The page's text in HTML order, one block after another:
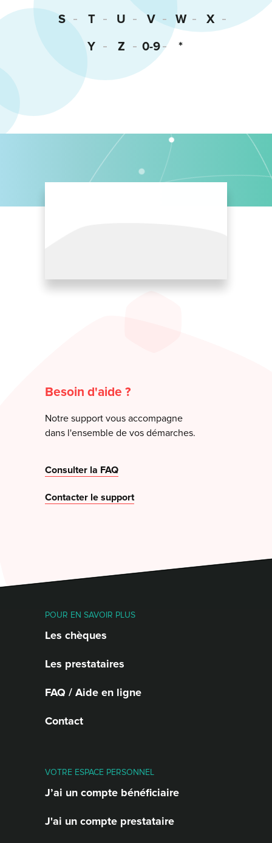
S
T U V W
X
Y
Z 0-9 *
Besoin d'aide ?
Notre support vous accompagne
dans l'ensemble de vos démarches.
Consulter la FAQ
Contacter le support
POUR EN SAVOIR PLUS
Les chèques
Les prestataires
FAQ / Aide en ligne
Contact
VOTRE ESPACE PERSONNEL
J’ai un compte bénéficiaire
J'ai un compte prestataire